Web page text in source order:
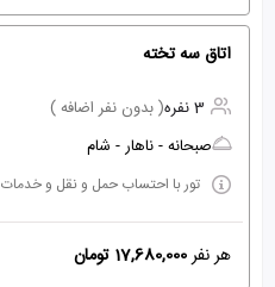
اتاق سه تخته
3 نفره
( بدون نفر اضافه )
صبحانه - ناهار - شام
تور با احتساب حمل و نقل و خدمات
هر نفر17,680,000 تومان